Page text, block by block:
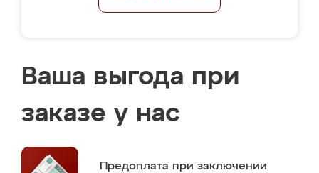
Ваша выгода при
заказе у нас
Предоплата при заключении